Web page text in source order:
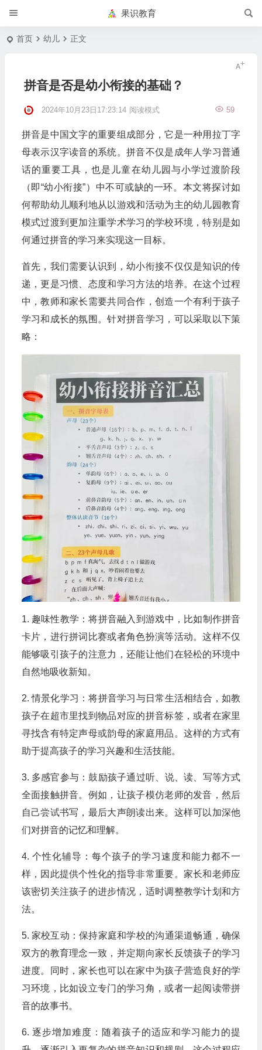
果识教育
首页 幼儿 正文
拼音是否是幼小衔接的基础？
2024年10月23日17:23:14 59
阅读模式
拼音是中国文字的重要组成部分，它是一种用拉丁字
母表示汉字读音的系统。拼音不仅是成年人学习普通
话的重要工具，也是儿童在幼儿园与小学过渡阶段
（即“幼小衔接”）中不可或缺的一环。本文将探讨如
何帮助幼儿顺利地从以游戏和活动为主的幼儿园教育
模式过渡到更加注重学术学习的学校环境，特别是如
何通过拼音的学习来实现这一目标。
首先，我们需要认识到，幼小衔接不仅仅是知识的传
递，更是习惯、态度和学习方法的培养。在这个过程
中，教师和家长需要共同合作，创造一个有利于孩子
学习和成长的氛围。针对拼音学习，可以采取以下策
略：
1. 趣味性教学：将拼音融入到游戏中，比如制作拼音
卡片，进行拼词比赛或者角色扮演等活动。这样不仅
能够吸引孩子的注意力，还能让他们在轻松的环境中
自然地吸收新知。
2. 情景化学习：将拼音学习与日常生活相结合，如教
孩子在超市里找到物品对应的拼音标签，或者在家里
寻找含有特定声母或韵母的家庭用品。这样的方式有
助于提高孩子的学习兴趣和生活技能。
3. 多感官参与：鼓励孩子通过听、说、读、写等方式
全面接触拼音。例如，让孩子模仿老师的发音，然后
自己尝试书写，最后大声朗读出来。这样可以加深他
们对拼音的记忆和理解。
4. 个性化辅导：每个孩子的学习速度和能力都不一
样，因此提供个性化的指导非常重要。家长和老师应
该密切关注孩子的进步情况，适时调整教学计划和方
法。
5. 家校互动：保持家庭和学校的沟通渠道畅通，确保
双方的教育理念一致，并定期向家长反馈孩子的学习
进度。同时，家长也可以在家中为孩子营造良好的学
习环境，比如设立专门的学习角，或者一起阅读带拼
音的故事书。
6. 逐步增加难度：随着孩子的适应和学习能力的提